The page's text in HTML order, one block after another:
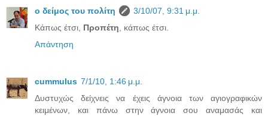
ο δείμος του πολίτη
3/10/07, 9:31 μ.μ.
Κάπως έτσι, Προπέτη , κάπως έτσι.
Απάντηση
cummulus 7/1/10, 1:46 μ.μ.
Δυστυχώς δείχνεις να έχεις άγνοια των αγιογραφικών
κειμένων, και πάνω στην άγνοια σου αναμασάς και